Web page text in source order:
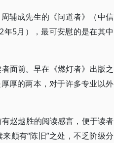
辅成先生的《问道者》（中信
5月），最可安慰的是在其中
面前。早在《燃灯者》出版之
厚的两本，对于许多专业以外
赵越胜的阅读感言，便于读者
颇有“陈旧”之处，不乏阶级分